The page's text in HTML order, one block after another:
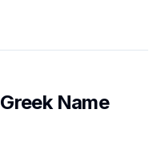
Name